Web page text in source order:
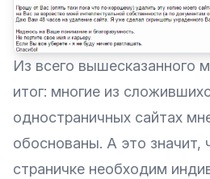
Из всего вышесказанного
итог: многие из
одностраничных сайтах
обоснованы. А это значит,
страничке необходим